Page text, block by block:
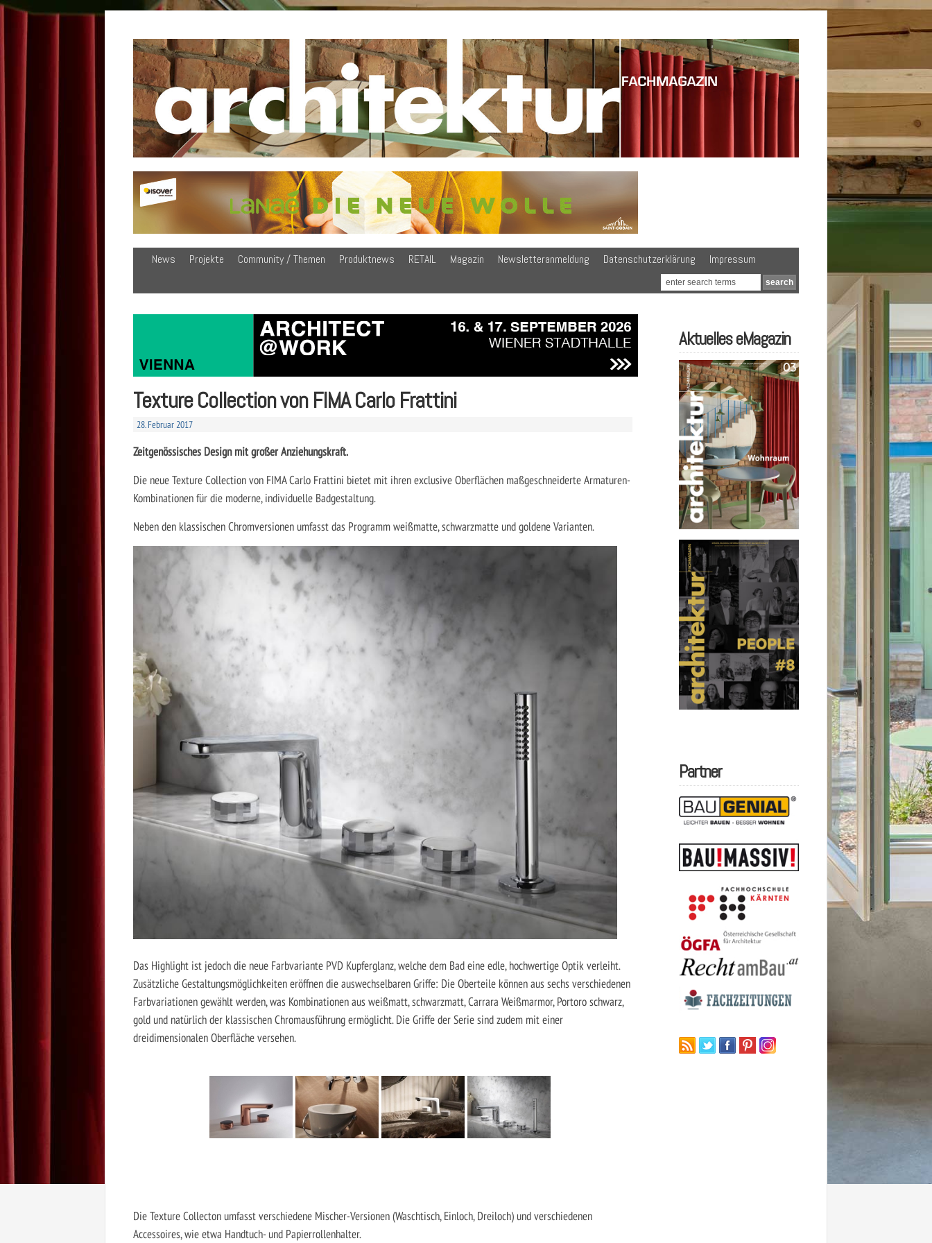
News Projekte Community / Themen Produktnews RETAIL Magazin Newsletteranmeldung Datenschutzerklärung Impressum
Texture Collection von FIMA Carlo Frattini
28. Februar 2017
Zeitgenössisches Design mit großer Anziehungskraft.
Die neue Texture Collection von FIMA Carlo Frattini bietet mit ihren exclusive Oberflächen maßgeschneiderte Armaturen-
Kombinationen für die moderne, individuelle Badgestaltung.
Neben den klassischen Chromversionen umfasst das Programm weißmatte, schwarzmatte und goldene Varianten.
Das Highlight ist jedoch die neue Farbvariante PVD Kupferglanz, welche dem Bad eine edle, hochwertige Optik verleiht.
Zusätzliche Gestaltungsmöglichkeiten eröffnen die auswechselbaren Griffe: Die Oberteile können aus sechs verschiedenen
Farbvariationen gewählt werden, was Kombinationen aus weißmatt, schwarzmatt, Carrara Weißmarmor, Portoro schwarz,
gold und natürlich der klassischen Chromausführung ermöglicht. Die Griffe der Serie sind zudem mit einer
dreidimensionalen Oberfläche versehen.
Die Texture Collecton umfasst verschiedene Mischer-Versionen (Waschtisch, Einloch, Dreiloch) und verschiedenen
Accessoires, wie etwa Handtuch- und Papierrollenhalter.
Aktuelles eMagazin
Partner